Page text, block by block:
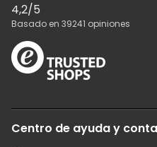
4,2/5
Basado en 39241 opiniones
Centro de ayuda y